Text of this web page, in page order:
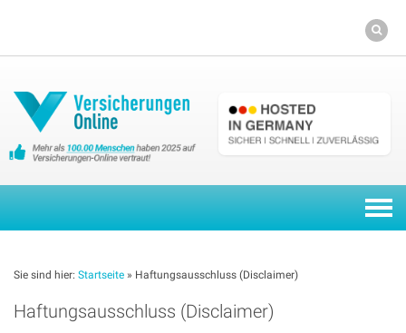
content
Sie sind hier: Startseite » Haftungsausschluss (Disclaimer)
Haftungsausschluss (Disclaimer)